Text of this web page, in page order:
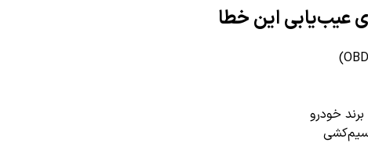
عیب‌یابی این خطا
خودرو
سیم‌کشی